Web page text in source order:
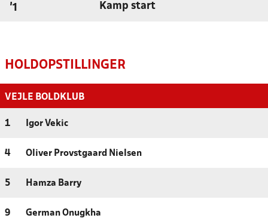
'1 Kamp start
HOLDOPSTILLINGER
VEJLE BOLDKLUB
1 Igor Vekic
4 Oliver Provstgaard Nielsen
5 Hamza Barry
9 German Onugkha